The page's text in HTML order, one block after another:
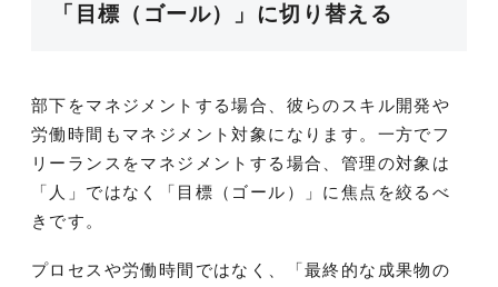
「目標（ゴール）」に切り替える
部下をマネジメントする場合、彼らのスキル開発や
労働時間もマネジメント対象になります。一方でフ
リーランスをマネジメントする場合、管理の対象は
「人」ではなく「目標（ゴール）」に焦点を絞るべ
きです。
プロセスや労働時間ではなく、「最終的な成果物の